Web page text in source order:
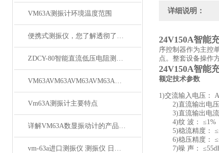
VM63A测振计环境温度范围
便携式测振仪，您了解透彻了吗？
ZDCY-80智能直流低压电阻测试仪
VM63AVM63AVM63AVM63A上海徐吉电气有限公司
Vm63A测振计主要特点
详解VM63A数显振动计的产品参数
vm-63a进口测振仪 测振仪 日本理音测振仪*
详细说明：
24V150A智能
序控制器作为主控
点。整套设备操作
24V150A智能
额定技术参数
1)交流输入电压：
2)直流输出电压
3)直流输出电流
4)纹 波： ≤1%
5)稳流精度：
6)稳压精度：
7)噪 声：